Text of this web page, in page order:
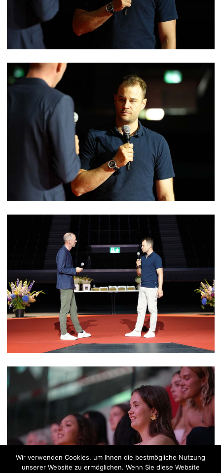
Wir verwenden Cookies, um Ihnen die bestmögliche Nutzung
unserer Website zu ermöglichen. Wenn Sie diese Website